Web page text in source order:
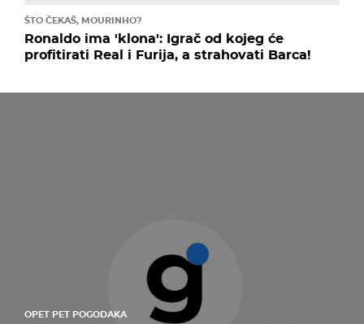
ŠTO ČEKAŠ, MOURINHO?
Ronaldo ima 'klona': Igrač od kojeg će
profitirati Real i Furija, a strahovati Barca!
OPET PET POGODAKA